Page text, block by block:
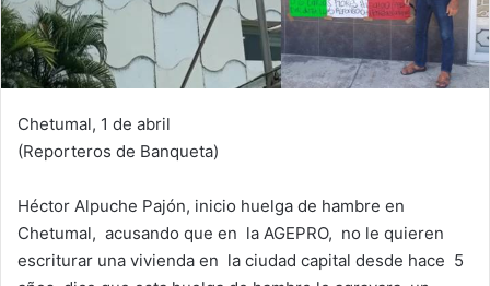
Chetumal, 1 de abril
(Reporteros de Banqueta)
Héctor Alpuche Pajón, inicio huelga de hambre en
Chetumal, acusando que en la AGEPRO, no le quieren
escriturar una vivienda en la ciudad capital desde hace 5